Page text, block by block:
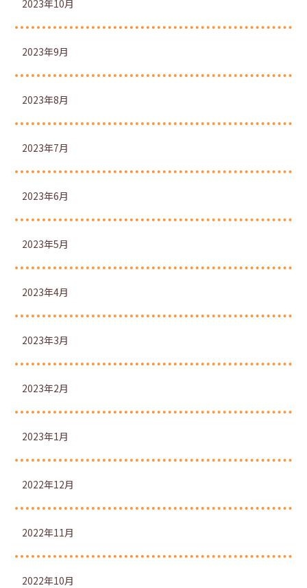
2023年10月
2023年9月
2023年8月
2023年7月
2023年6月
2023年5月
2023年4月
2023年3月
2023年2月
2023年1月
2022年12月
2022年11月
2022年10月